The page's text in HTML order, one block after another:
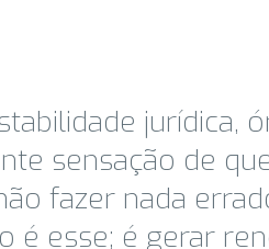
jurídica,
sensação de
fazer nada
é esse; é gerar